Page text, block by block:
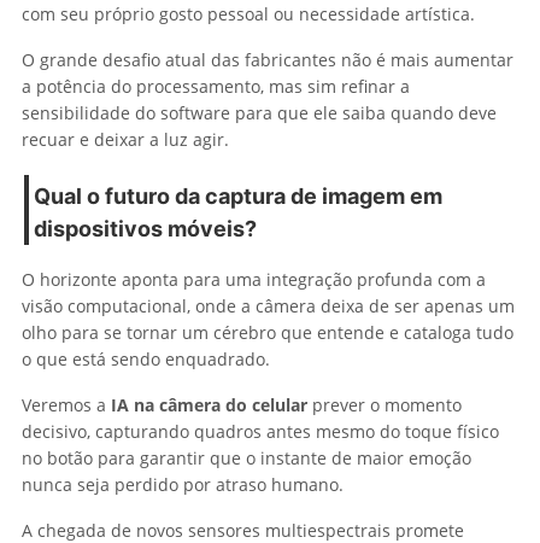
com seu próprio gosto pessoal ou necessidade artística.
O grande desafio atual das fabricantes não é mais aumentar
a potência do processamento, mas sim refinar a
sensibilidade do software para que ele saiba quando deve
recuar e deixar a luz agir.
Qual o futuro da captura de imagem em
dispositivos móveis?
O horizonte aponta para uma integração profunda com a
visão computacional, onde a câmera deixa de ser apenas um
olho para se tornar um cérebro que entende e cataloga tudo
o que está sendo enquadrado.
Veremos a IA na câmera do celular prever o momento
decisivo, capturando quadros antes mesmo do toque físico
no botão para garantir que o instante de maior emoção
nunca seja perdido por atraso humano.
A chegada de novos sensores multiespectrais promete